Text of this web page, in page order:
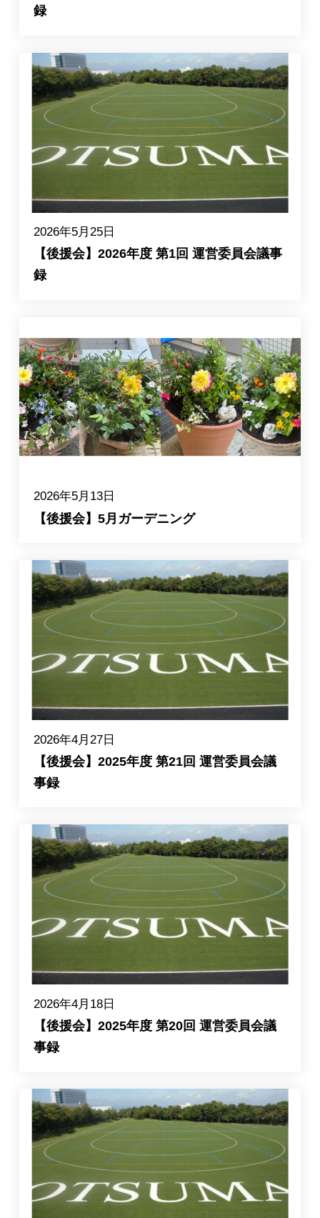
録
2026年5月25日
【後援会】2026年度 第1回 運営委員会議事
録
2026年5月13日
【後援会】5月ガーデニング
2026年4月27日
【後援会】2025年度 第21回 運営委員会議
事録
2026年4月18日
【後援会】2025年度 第20回 運営委員会議
事録